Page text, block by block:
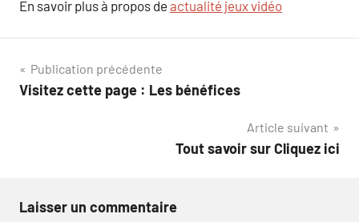
En savoir plus à propos de actualité jeux vidéo
Navigation
de
Publication précédente
Visitez cette page : Les bénéfices
Article suivant
Tout savoir sur Cliquez ici
Laisser un commentaire